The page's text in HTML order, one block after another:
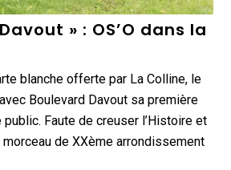
» : OS’O dans la
blanche offerte par La Colline, le
Boulevard Davout sa première
public. Faute de creuser l’Histoire et
de XXème arrondissement